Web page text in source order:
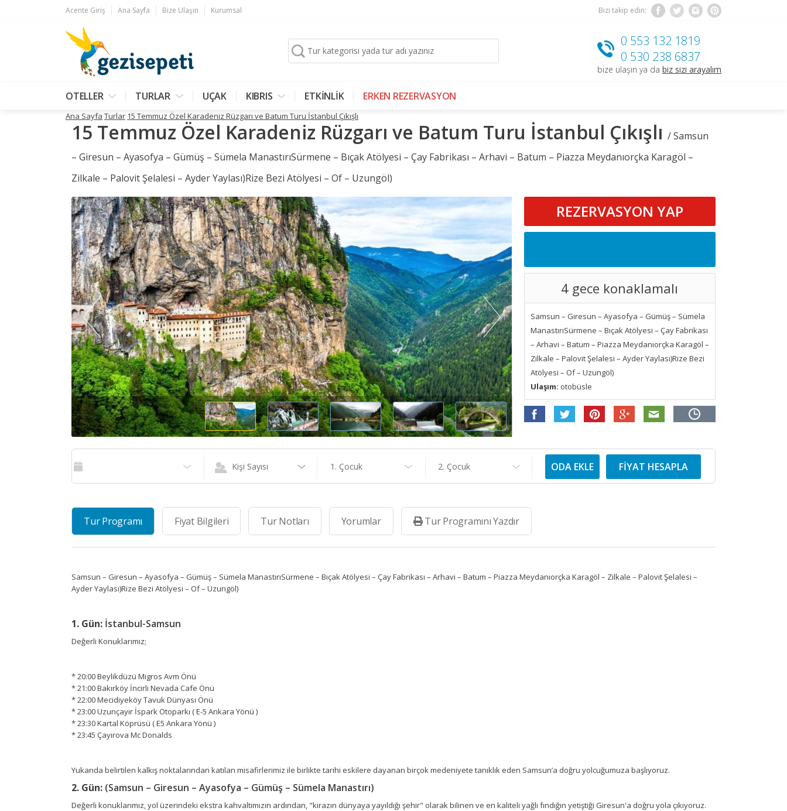
Acente Giriş Ana Sayfa Bize Ulaşın Kurumsal Bizi takip edin:
Tur kategorisi yada tur adı yazınız
0 553 132 1819
0 530 238 6837
bize ulaşın ya da biz sizi arayalım
OTELLER TURLAR UÇAK KIBRIS ETKİNLİK ERKEN REZERVASYON
Ana Sayfa Turlar 15 Temmuz Özel Karadeniz Rüzgarı ve Batum Turu İstanbul Çıkışlı
15 Temmuz Özel Karadeniz Rüzgarı ve Batum Turu İstanbul Çıkışlı / Samsun
– Giresun – Ayasofya – Gümüş – Sümela ManastırıSürmene – Bıçak Atölyesi – Çay Fabrikası – Arhavi – Batum – Piazza Meydanıorçka Karagöl –
Zilkale – Palovit Şelalesi – Ayder Yaylası)Rize Bezi Atölyesi – Of – Uzungöl)
REZERVASYON YAP
4 gece konaklamalı
Samsun – Giresun – Ayasofya – Gümüş – Sümela
ManastırıSürmene – Bıçak Atölyesi – Çay Fabrikası
– Arhavi – Batum – Piazza Meydanıorçka Karagöl –
Zilkale – Palovit Şelalesi – Ayder Yaylası)Rize Bezi
Atölyesi – Of – Uzungöl)
Ulaşım: otobüsle
Kişi Sayısı 1. Çocuk 2. Çocuk ODA EKLE FİYAT HESAPLA
Tur Programı Fiyat Bilgileri Tur Notları Yorumlar Tur Programını Yazdır
Samsun – Giresun – Ayasofya – Gümüş – Sümela ManastırıSürmene – Bıçak Atölyesi – Çay Fabrikası – Arhavi – Batum – Piazza Meydanıorçka Karagöl – Zilkale – Palovit Şelalesi –
Ayder Yaylası)Rize Bezi Atölyesi – Of – Uzungöl)
1. Gün: İstanbul-Samsun
Değerli Konuklarımız;
* 20:00 Beylikdüzü Migros Avm Önü
* 21:00 Bakırköy İncirli Nevada Cafe Önü
* 22:00 Mecidiyeköy Tavuk Dünyası Önü
* 23:00 Uzunçayır İspark Otoparkı ( E-5 Ankara Yönü )
* 23:30 Kartal Köprüsü ( E5 Ankara Yönü )
* 23:45 Çayırova Mc Donalds
Yukarıda belirtilen kalkış noktalarından katılan misafirlerimiz ile birlikte tarihi eskilere dayanan birçok medeniyete tanıklık eden Samsun’a doğru yolcuğumuza başlıyoruz.
2. Gün: (Samsun – Giresun – Ayasofya – Gümüş – Sümela Manastırı)
Değerli konuklarımız, yol üzerindeki ekstra kahvaltımızın ardından, "kirazın dünyaya yayıldığı şehir" olarak bilinen ve en kaliteli yağlı fındığın yetiştiği Giresun'a doğru yola çıkıyoruz.